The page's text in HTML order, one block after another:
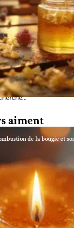
aiment
de la bougie et